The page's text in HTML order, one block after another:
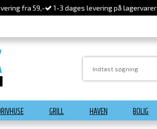
fra 59,- 1-3 dages levering på lagervarer
GRILL HAVEN BOLIG